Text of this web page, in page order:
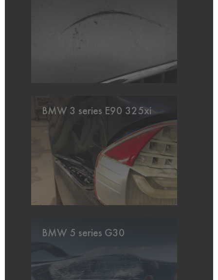
BMW 3 series E90 325xi
BMW 5 series G30